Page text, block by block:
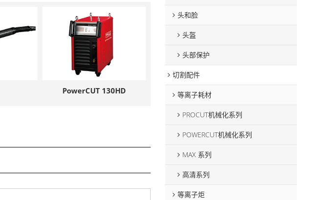
PowerCUT 130HD
头和脸
头盔
头部保护
切割配件
等离子耗材
PROCUT机械化系列
POWERCUT机械化系列
MAX 系列
高清系列
等离子炬